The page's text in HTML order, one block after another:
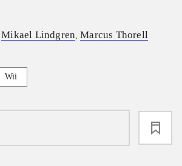
,Mikael Lindgren ,Marcus Thorell
Wii